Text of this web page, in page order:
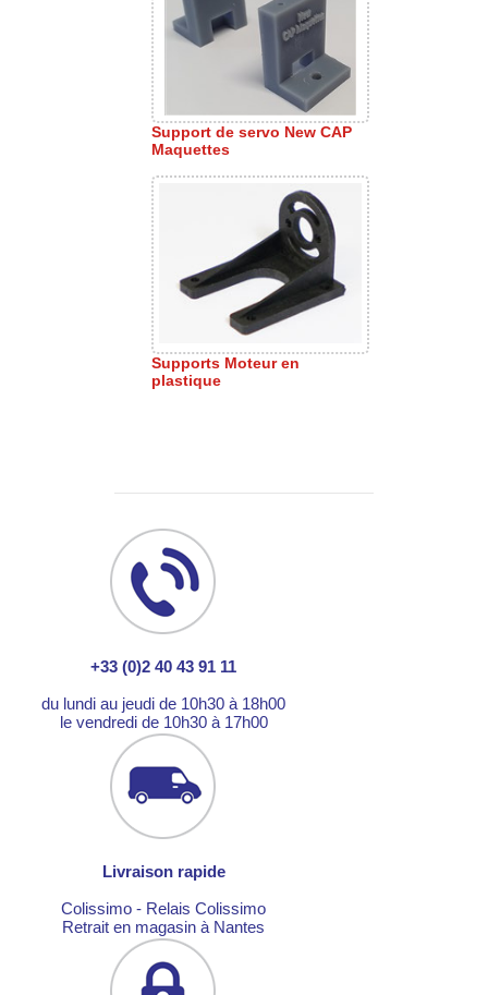
Support de servo New CAP
Maquettes
Supports Moteur en
plastique
+33 (0)2 40 43 91 11
du lundi au jeudi de 10h30 à 18h00
le vendredi de 10h30 à 17h00
Livraison rapide
Colissimo - Relais Colissimo
Retrait en magasin à Nantes